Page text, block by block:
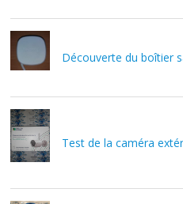
Découverte du boîtier
Test de la caméra